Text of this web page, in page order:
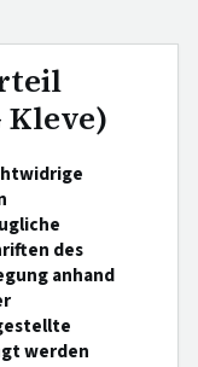
Kleve)
des
anhand
werden